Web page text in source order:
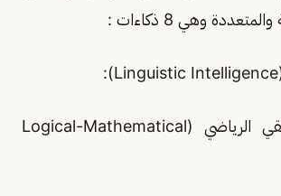
وهي 8 ذكاءات :
2. الذكاء المنطقي الرياضي (Logical-Mathematical